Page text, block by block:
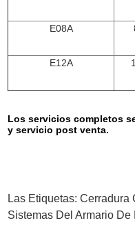
E08A
E12A
Los servicios completos
y servicio post venta.
Las Etiquetas: Cerradura
Sistemas Del Armario